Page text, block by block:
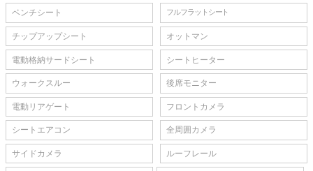
ベンチシート フルフラットシート
チップアップシート オットマン
電動格納サードシート シートヒーター
ウォークスルー 後席モニター
電動リアゲート フロントカメラ
シートエアコン 全周囲カメラ
サイドカメラ ルーフレール